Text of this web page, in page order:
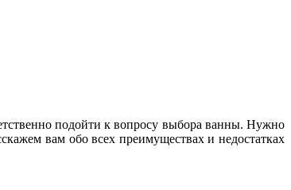
подойти к вопросу выбора ванны. Нужно
вам обо всех преимуществах и недостатках